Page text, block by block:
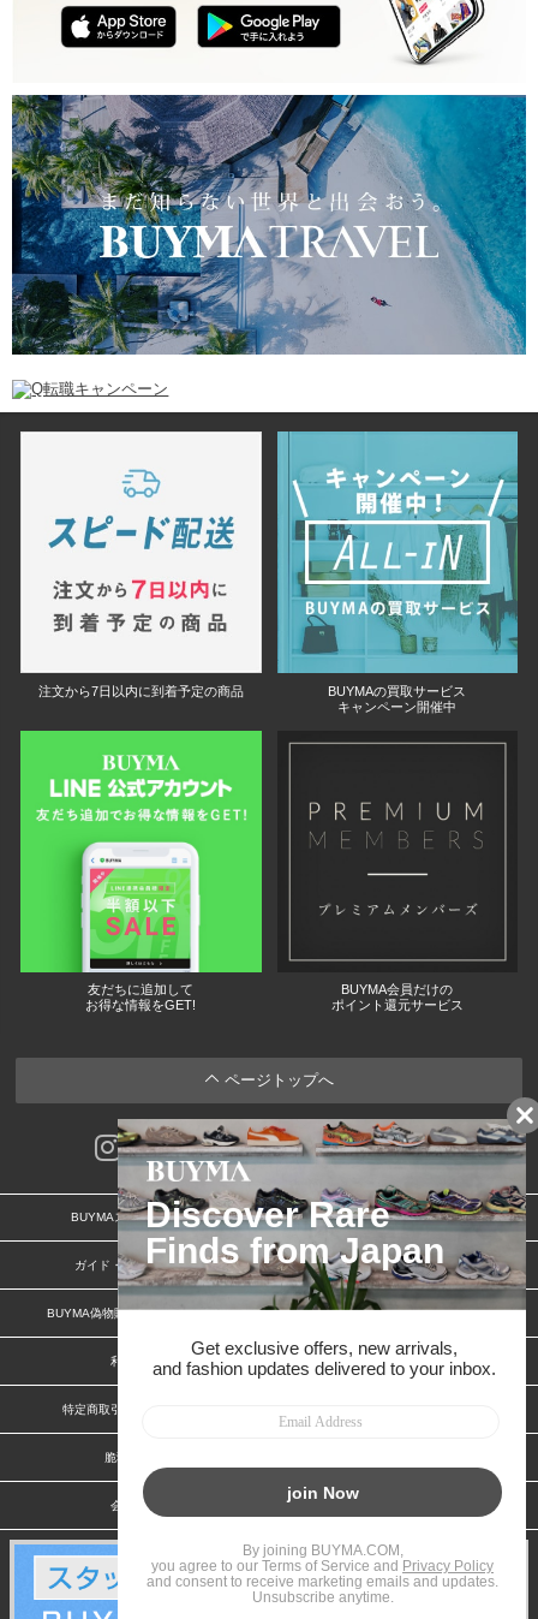
注文から7日以内に到着予定の商品
BUYMAの買取サービス
キャンペーン開催中
友だちに追加して
お得な情報をGET!
BUYMA会員だけの
ポイント還元サービス
ページトップへ
BUYMAスタートガイド 安心への取り組み
ガイド・お問い合わせ かんたん購入ガイド
BUYMA偽物販売防止の取り組み BUYMA CARD
利用規約 プライバシー
特定商取引法に関する表記
脆弱性報告
会社案内